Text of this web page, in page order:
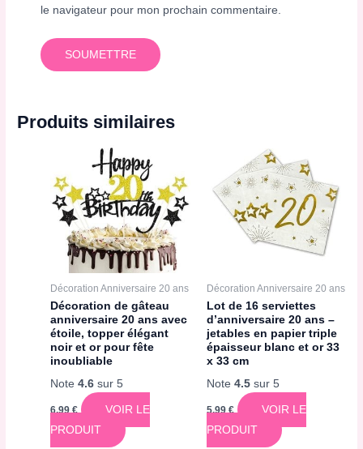
le navigateur pour mon prochain commentaire.
Produits similaires
Décoration Anniversaire 20 ans
Décoration de gâteau
anniversaire 20 ans avec
étoile, topper élégant
noir et or pour fête
inoubliable
Note4.6 sur 5
6,99€
VOIR LE
PRODUIT
Décoration Anniversaire 20 ans
Lot de 16 serviettes
d’anniversaire 20 ans –
jetables en papier triple
épaisseur blanc et or 33
x 33 cm
Note 4.5sur 5
5,99 €
VOIR LE
PRODUIT